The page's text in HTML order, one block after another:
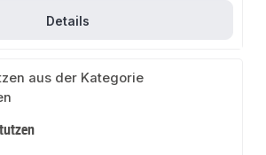
Details